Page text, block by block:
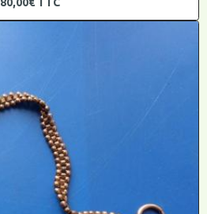
80,00€ TTC